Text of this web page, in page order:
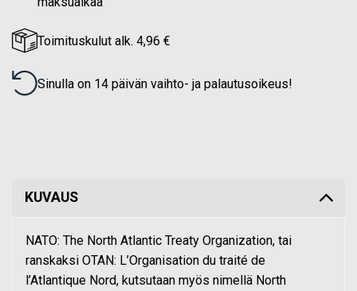
Toimituskulut alk. 4,96 €
Sinulla on 14 päivän vaihto- ja palautusoikeus!
KUVAUS
NATO: The North Atlantic Treaty Organization, tai
ranskaksi OTAN: L’Organisation du traité de
l’Atlantique Nord, kutsutaan myös nimellä North